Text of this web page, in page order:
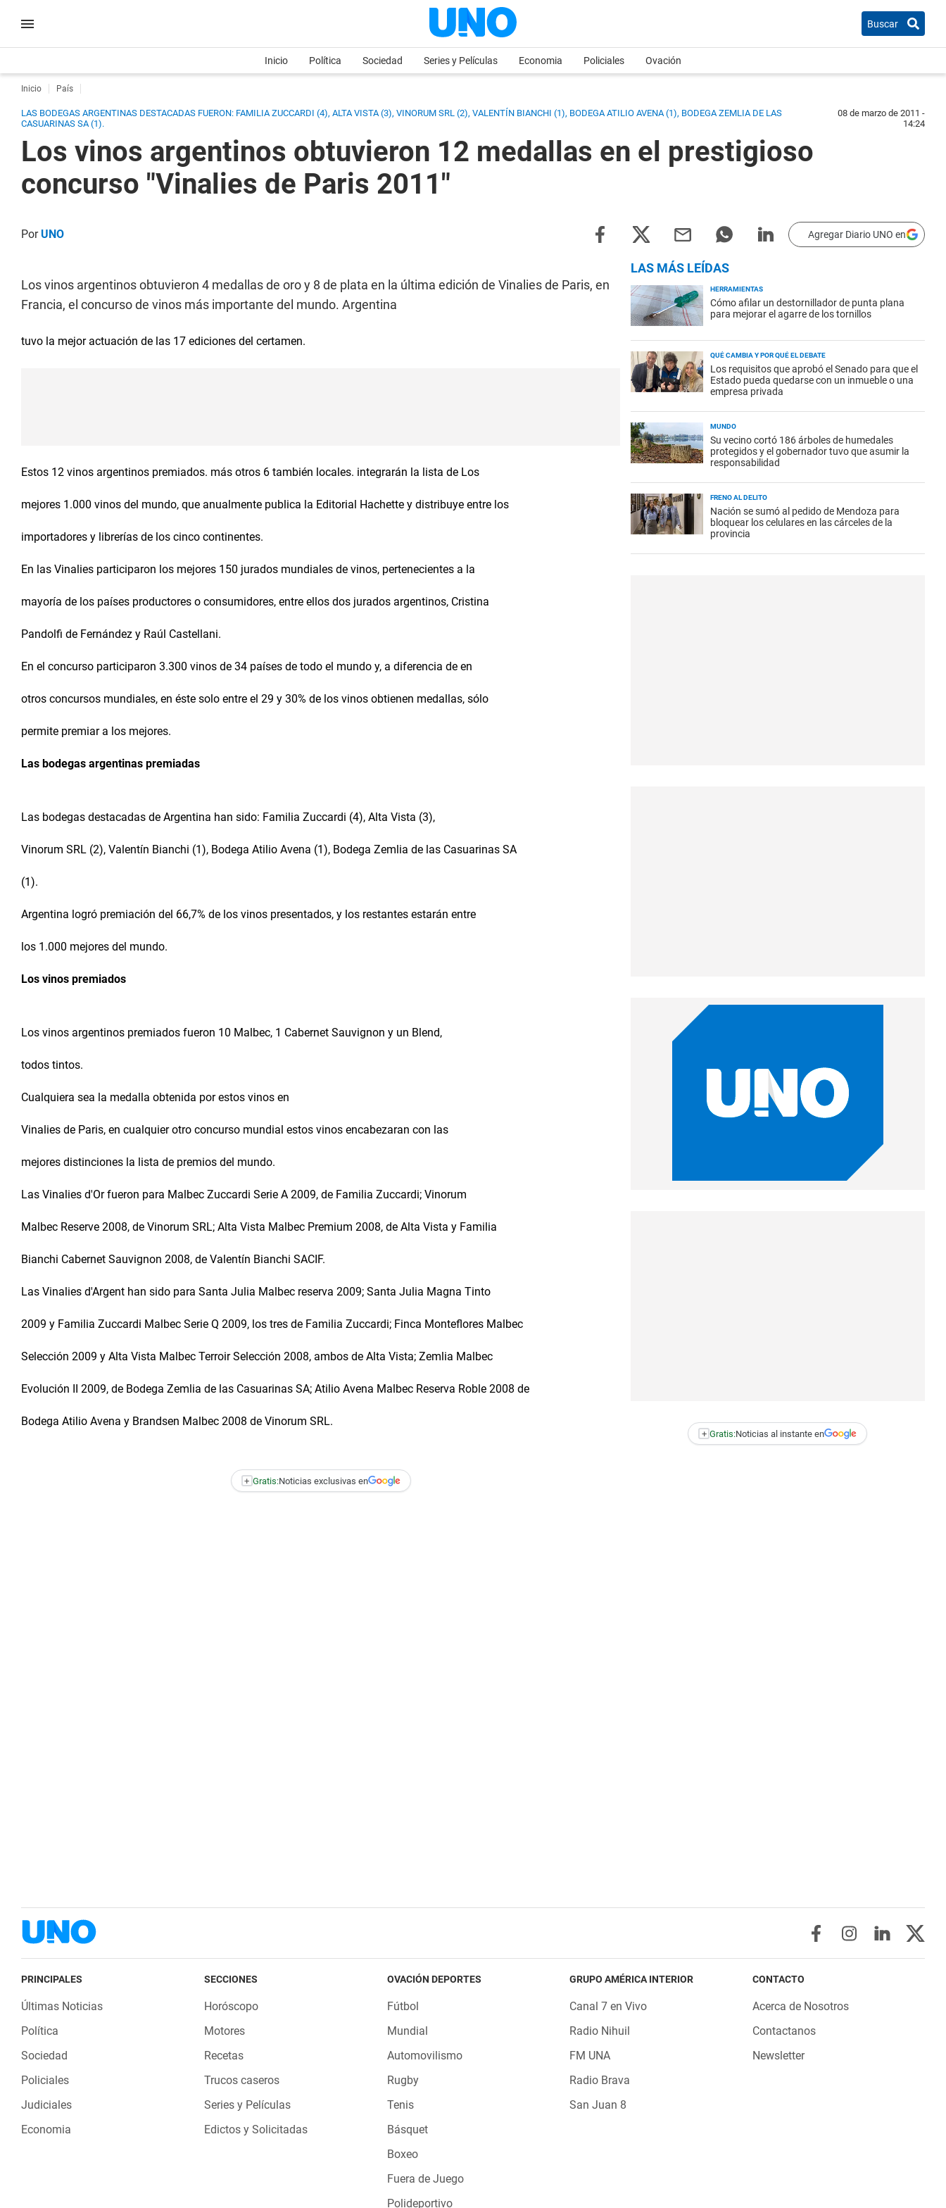
Buscar
Inicio Política Sociedad Series y Películas Economia Policiales Ovación
Inicio País
LAS BODEGAS ARGENTINAS DESTACADAS FUERON: FAMILIA ZUCCARDI (4), ALTA VISTA (3), VINORUM SRL (2), VALENTÍN BIANCHI (1), BODEGA ATILIO AVENA (1), BODEGA ZEMLIA DE LAS
CASUARINAS SA (1).
08 de marzo de 2011 -
14:24
Los vinos argentinos obtuvieron 12 medallas en el prestigioso
concurso "Vinalies de Paris 2011"
PorUNO Agregar Diario UNO en
Los vinos argentinos obtuvieron 4 medallas de oro y 8 de plata en la última edición de Vinalies de Paris, en
Francia, el concurso de vinos más importante del mundo. Argentina
tuvo la mejor actuación de las 17 ediciones del certamen.
Estos 12 vinos argentinos premiados. más otros 6 también locales. integrarán la lista de Los
mejores 1.000 vinos del mundo, que anualmente publica la Editorial Hachette y distribuye entre los
importadores y librerías de los cinco continentes.
En las Vinalies participaron los mejores 150 jurados mundiales de vinos, pertenecientes a la
mayoría de los países productores o consumidores, entre ellos dos jurados argentinos, Cristina
Pandolfi de Fernández y Raúl Castellani.
En el concurso participaron 3.300 vinos de 34 países de todo el mundo y, a diferencia de en
otros concursos mundiales, en éste solo entre el 29 y 30% de los vinos obtienen medallas, sólo
permite premiar a los mejores.
Las bodegas argentinas premiadas
Las bodegas destacadas de Argentina han sido: Familia Zuccardi (4), Alta Vista (3),
Vinorum SRL (2), Valentín Bianchi (1), Bodega Atilio Avena (1), Bodega Zemlia de las Casuarinas SA
(1).
Argentina logró premiación del 66,7% de los vinos presentados, y los restantes estarán entre
los 1.000 mejores del mundo.
Los vinos premiados
Los vinos argentinos premiados fueron 10 Malbec, 1 Cabernet Sauvignon y un Blend,
todos tintos.
Cualquiera sea la medalla obtenida por estos vinos en
Vinalies de Paris, en cualquier otro concurso mundial estos vinos encabezaran con las
mejores distinciones la lista de premios del mundo.
Las Vinalies d'Or fueron para Malbec Zuccardi Serie A 2009, de Familia Zuccardi; Vinorum
Malbec Reserve 2008, de Vinorum SRL; Alta Vista Malbec Premium 2008, de Alta Vista y Familia
Bianchi Cabernet Sauvignon 2008, de Valentín Bianchi SACIF.
Las Vinalies d'Argent han sido para Santa Julia Malbec reserva 2009; Santa Julia Magna Tinto
2009 y Familia Zuccardi Malbec Serie Q 2009, los tres de Familia Zuccardi; Finca Monteflores Malbec
Selección 2009 y Alta Vista Malbec Terroir Selección 2008, ambos de Alta Vista; Zemlia Malbec
Evolución II 2009, de Bodega Zemlia de las Casuarinas SA; Atilio Avena Malbec Reserva Roble 2008 de
Bodega Atilio Avena y Brandsen Malbec 2008 de Vinorum SRL.
+ Gratis:Noticias exclusivas en
LAS MÁS LEÍDAS
HERRAMIENTAS
Cómo afilar un destornillador de punta plana
para mejorar el agarre de los tornillos
QUÉ CAMBIA Y POR QUÉ EL DEBATE
Los requisitos que aprobó el Senado para que el
Estado pueda quedarse con un inmueble o una
empresa privada
MUNDO
Su vecino cortó 186 árboles de humedales
protegidos y el gobernador tuvo que asumir la
responsabilidad
FRENO AL DELITO
Nación se sumó al pedido de Mendoza para
bloquear los celulares en las cárceles de la
provincia
+ Gratis:Noticias al instante en
PRINCIPALES
Últimas Noticias
Política
Sociedad
Policiales
Judiciales
Economia
SECCIONES
Horóscopo
Motores
Recetas
Trucos caseros
Series y Películas
Edictos y Solicitadas
OVACIÓN DEPORTES
Fútbol
Mundial
Automovilismo
Rugby
Tenis
Básquet
Boxeo
Fuera de Juego
Polideportivo
GRUPO AMÉRICA INTERIOR
Canal 7 en Vivo
Radio Nihuil
FM UNA
Radio Brava
San Juan 8
CONTACTO
Acerca de Nosotros
Contactanos
Newsletter